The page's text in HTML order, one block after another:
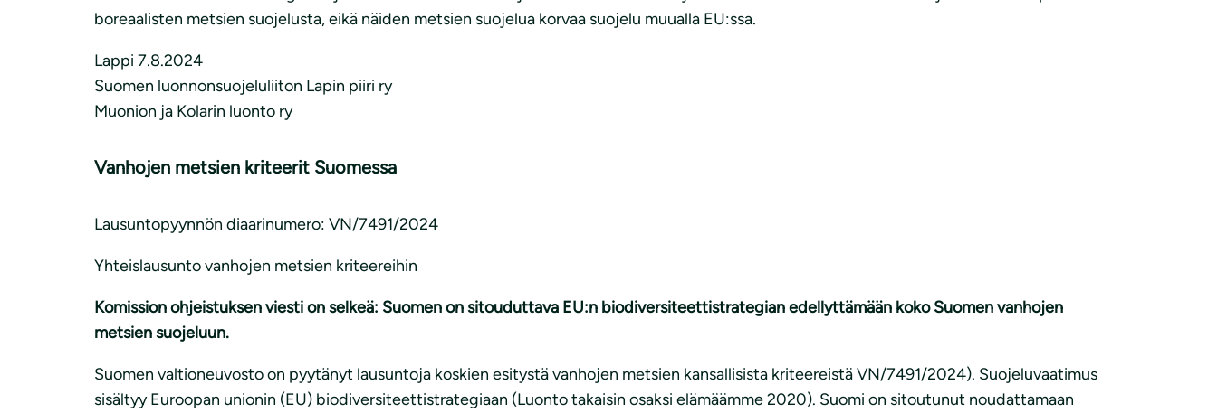
boreaalisten metsien suojelusta, eikä näiden metsien suojelua korvaa suojelu muualla EU:ssa.
Lappi 7.8.2024
Suomen luonnonsuojeluliiton Lapin piiri ry
Muonion ja Kolarin luonto ry
Vanhojen metsien kriteerit Suomessa
Lausuntopyynnön diaarinumero: VN/7491/2024
Yhteislausunto vanhojen metsien kriteereihin
Komission ohjeistuksen viesti on selkeä: Suomen on sitouduttava EU:n biodiversiteettistrategian edellyttämään koko Suomen vanhojen
metsien suojeluun.
Suomen valtioneuvosto on pyytänyt lausuntoja koskien esitystä vanhojen metsien kansallisista kriteereistä VN/7491/2024). Suojeluvaatimus
sisältyy Euroopan unionin (EU) biodiversiteettistrategiaan (Luonto takaisin osaksi elämäämme 2020). Suomi on sitoutunut noudattamaan